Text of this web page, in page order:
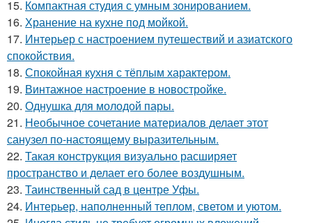
15. Компактная студия с умным зонированием.
16. Хранение на кухне под мойкой.
17. Интерьер с настроением путешествий и азиатского
спокойствия.
18. Спокойная кухня с тёплым характером.
19. Винтажное настроение в новостройке.
20. Однушка для молодой пары.
21. Необычное сочетание материалов делает этот
санузел по-настоящему выразительным.
22. Такая конструкция визуально расширяет
пространство и делает его более воздушным.
23. Таинственный сад в центре Уфы.
24. Интерьер, наполненный теплом, светом и уютом.